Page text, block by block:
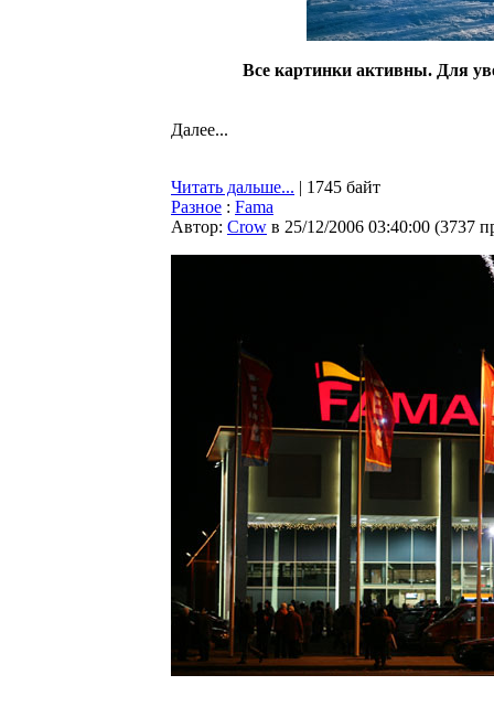
Все картинки активны. Для
Далее...
Читать дальше... | 1745 байт
Разное : Fama
Автор: Crow в 25/12/2006 03:40:00 (3737